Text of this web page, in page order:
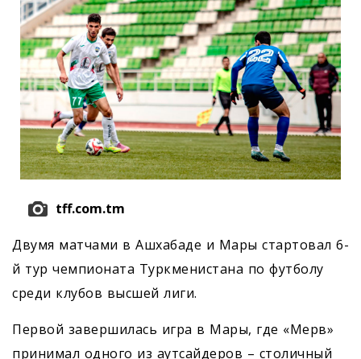
tff.com.tm
Двумя матчами в Ашхабаде и Мары стартовал 6-
й тур чемпионата Туркменистана по футболу
среди клубов высшей лиги.
Первой завершилась игра в Мары, где «Мерв»
принимал одного из аутсайдеров – столичный